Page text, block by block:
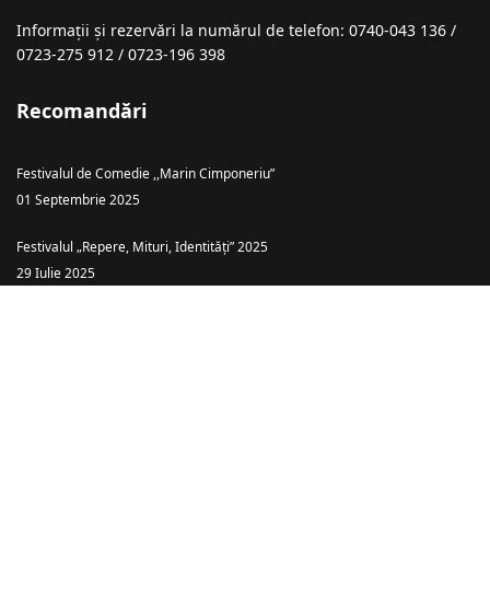
Informații şi rezervări la numărul de telefon: 0740-043 136 /
0723-275 912 / 0723-196 398
Recomandări
Festivalul de Comedie ,,Marin Cimponeriu”
01 Septembrie 2025
Festivalul „Repere, Mituri, Identități” 2025
29 Iulie 2025